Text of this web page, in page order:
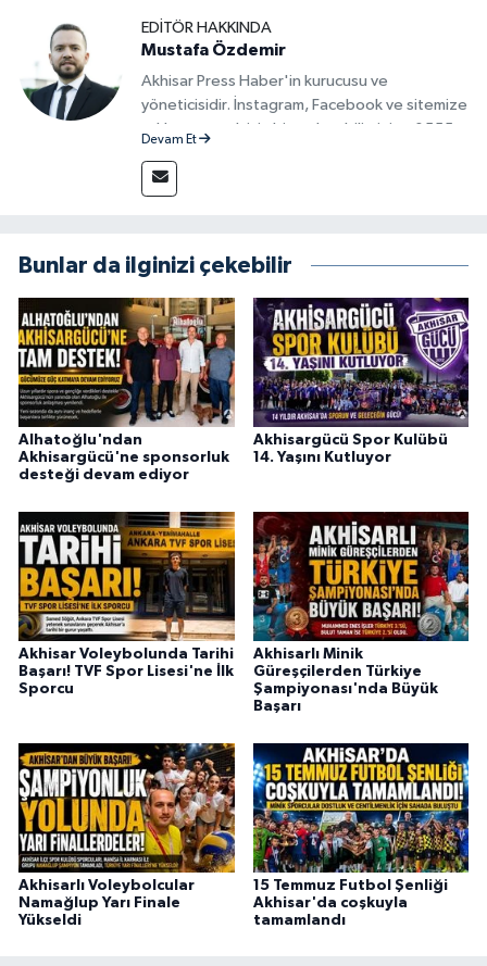
EDITÖR HAKKINDA
Mustafa Özdemir
Akhisar Press Haber'in kurucusu ve
yöneticisidir. İnstagram, Facebook ve sitemize
reklam vermek için bize ulaşabilirsiniz - 0555
Devam Et
Bunlar da ilginizi çekebilir
Alhatoğlu'ndan
Akhisargücü'ne sponsorluk
desteği devam ediyor
Akhisargücü Spor Kulübü
14. Yaşını Kutluyor
Akhisar Voleybolunda Tarihi
Başarı! TVF Spor Lisesi'ne İlk
Sporcu
Akhisarlı Minik
Güreşçilerden Türkiye
Şampiyonası'nda Büyük
Başarı
Akhisarlı Voleybolcular
Namağlup Yarı Finale
Yükseldi
15 Temmuz Futbol Şenliği
Akhisar'da coşkuyla
tamamlandı